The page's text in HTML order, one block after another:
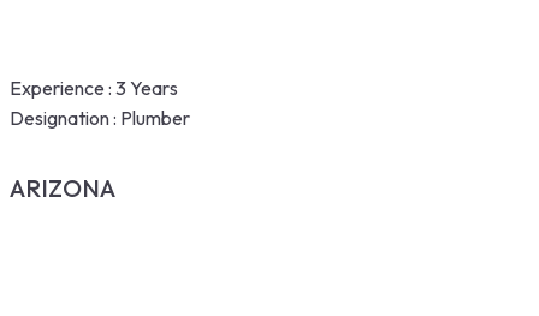
Experience : 3 Years
Designation : Plumber
ARIZONA